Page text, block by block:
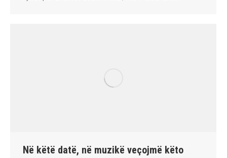
Në këtë datë, në muzikë veçojmë këto